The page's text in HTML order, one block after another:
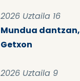
2026 Uztaila 16
Mundua dantzan,
Getxon
2026 Uztaila 9